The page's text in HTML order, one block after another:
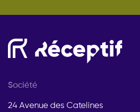
Société
24 Avenue des Catelines